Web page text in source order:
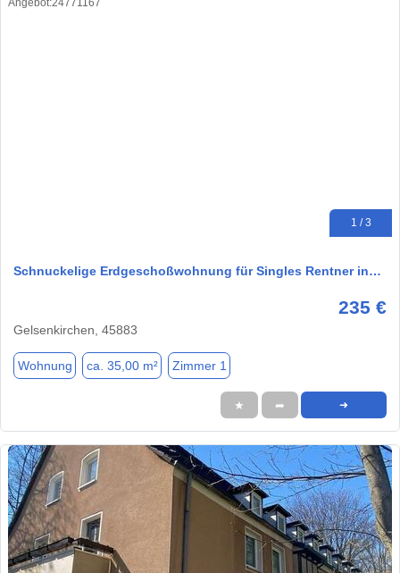
1 / 3
Schnuckelige Erdgeschoßwohnung für Singles Rentner in…
235 €
Gelsenkirchen, 45883
Wohnung ca. 35,00 m² Zimmer 1
★ ➦ ➜